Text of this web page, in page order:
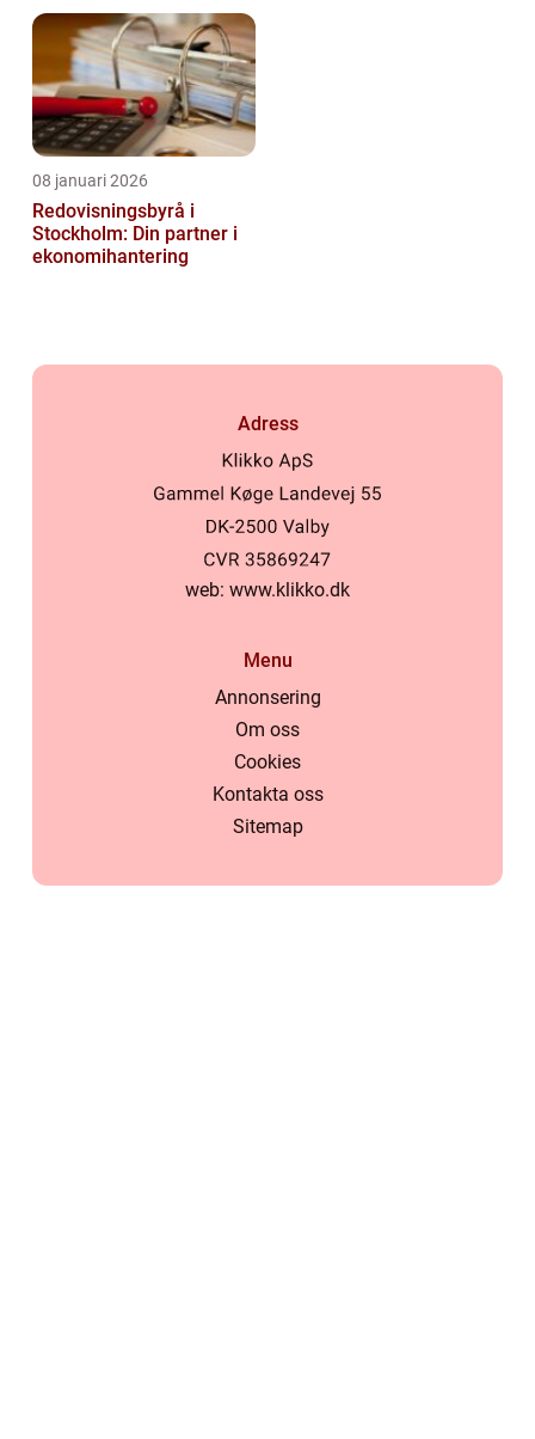
08 januari 2026
Redovisningsbyrå i
Stockholm: Din partner i
ekonomihantering
Adress
web: www.klikko.dk
Menu
Annonsering
Om oss
Cookies
Kontakta oss
Sitemap